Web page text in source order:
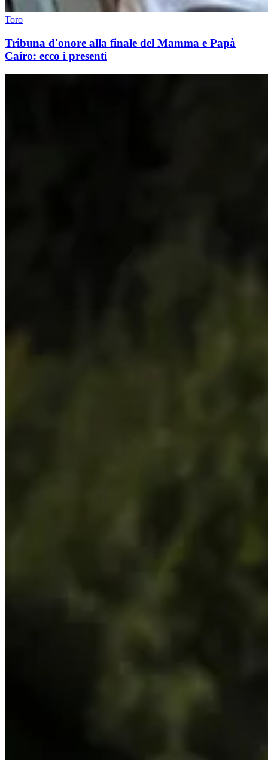
Toro
Tribuna d'onore alla finale del Mamma e Papà
Cairo: ecco i presenti